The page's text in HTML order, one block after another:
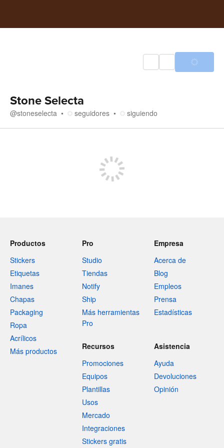
Stone Selecta
@stoneselecta seguidores siguiendo
Productos
Stickers
Etiquetas
Imanes
Chapas
Packaging
Ropa
Acrílicos
Más productos
Pro
Studio
Tiendas
Notify
Ship
Más herramientas
Pro
Empresa
Acerca de
Blog
Empleos
Prensa
Estadísticas
Recursos
Promociones
Equipos
Plantillas
Usos
Mercado
Integraciones
Stickers gratis
Asistencia
Ayuda
Devoluciones
Opinión